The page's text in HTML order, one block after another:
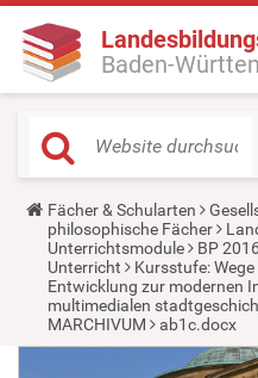
Baden-
Y
o
u
a
r
e
h
e
Fächer & Schularten
philosophische Fächer
Unterrichtsmodule
BP
Unterricht
Kursstufe:
Entwicklung zur modernen
multimedialen
MARCHIVUM
ab1c.docx